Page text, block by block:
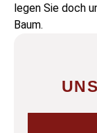
legen Sie doch
Baum.